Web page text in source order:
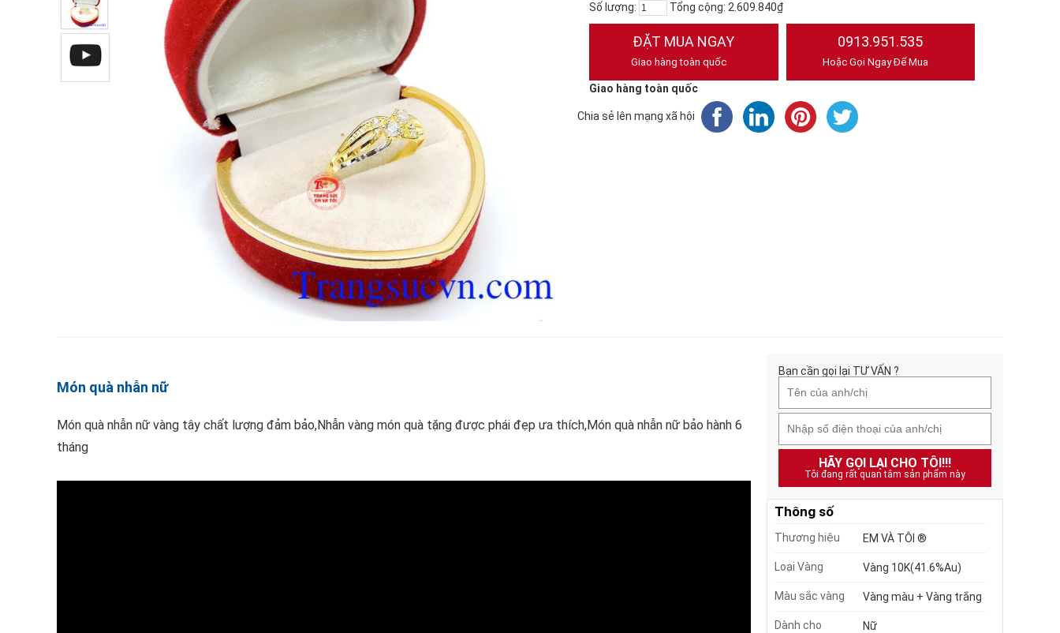
Số lượng:
Tổng cộng: 2.609.840₫
ĐẶT MUA NGAY
Giao hàng toàn quốc
0913.951.535
Hoặc Gọi Ngay Để Mua
Giao hàng toàn quốc
Chia sẻ lên mạng xã hội
Món quà nhẫn nữ
Món quà nhẫn nữ vàng tây chất lượng đảm bảo,Nhẫn vàng món quà tặng được phái đẹp ưa thích,Món quà nhẫn nữ bảo hành 6
tháng
Bạn cần gọi lại TƯ VẤN ?
HÃY GỌI LẠI CHO TÔI!!!
Tôi đang rất quan tâm sản phẩm này
Thông số
Thương hiệu EM VÀ TÔI ®
Loại Vàng Vàng 10K(41.6%Au)
Màu sắc vàng Vàng màu + Vàng trắng
Dành cho Nữ